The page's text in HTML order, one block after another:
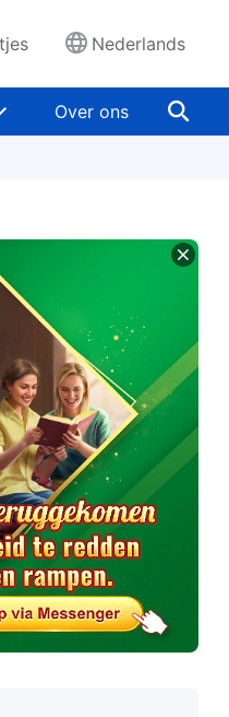
Nederlands
Over ons